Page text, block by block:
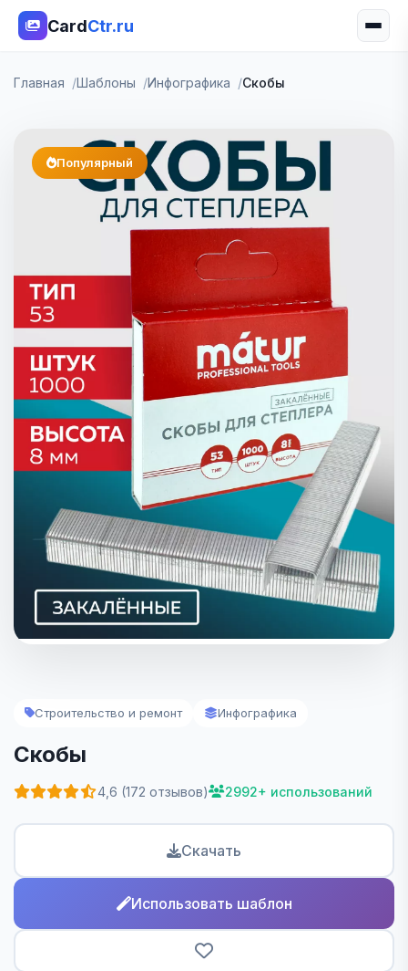
CardCtr.ru
Главная Шаблоны Инфографика Скобы
Популярный
Строительство и ремонт Инфографика
Скобы
4,6 (172 отзывов) 2992+ использований
Скачать
Использовать шаблон